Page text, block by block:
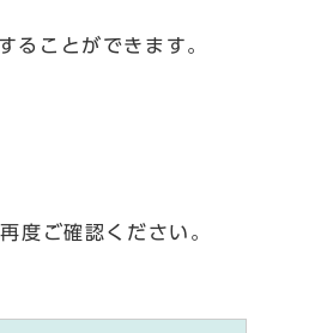
ることができます。
度ご確認ください。